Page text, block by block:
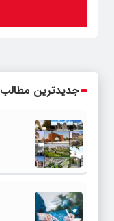
جدیدترین مطالب